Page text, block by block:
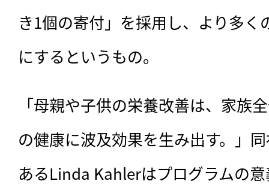
き1個の寄付」を採用し、より多
にするというもの。
「母親や子供の栄養改善は、家族
の健康に波及効果を生み出す。」
あるLinda Kahlerはプログラムの